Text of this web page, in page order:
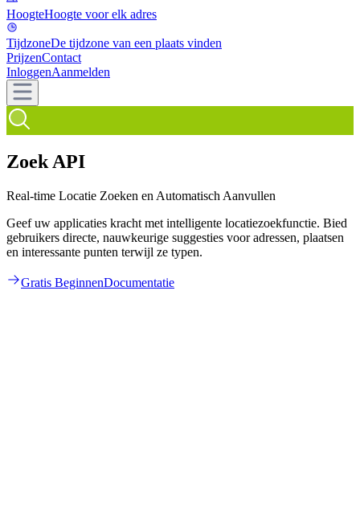
HoogteHoogte voor elk adres
TijdzoneDe tijdzone van een plaats vinden
PrijzenContact
InloggenAanmelden
Zoek API
Real-time Locatie Zoeken en Automatisch Aanvullen
Geef uw applicaties kracht met intelligente locatiezoekfunctie. Bied
gebruikers directe, nauwkeurige suggesties voor adressen, plaatsen
en interessante punten terwijl ze typen.
Gratis BeginnenDocumentatie